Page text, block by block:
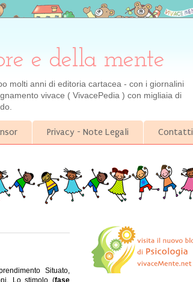
e della mente
molti anni di editoria cartacea - con i giornalini
vivace ( VivacePedia ) con migliaia di
Privacy - Note Legali Contatti
Situato,
Lo stimolo (fase